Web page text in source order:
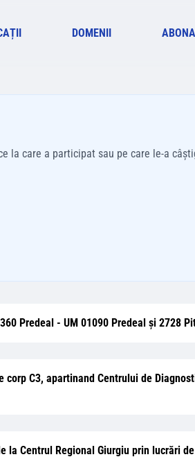
DOMENII
la care a participat sau pe care le-a
Predeal - UM 01090 Predeal și 2728
C3, apartinand Centrului de
Centrul Regional Giurgiu prin lucrări